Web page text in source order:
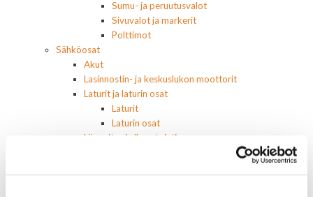
Sumu- ja peruutusvalot
Sivuvalot ja markerit
Polttimot
Sähköosat
Akut
Lasinnostin- ja keskuslukon moottorit
Laturit ja laturin osat
Laturit
Laturin osat
Lämmitys ja ilmastointi